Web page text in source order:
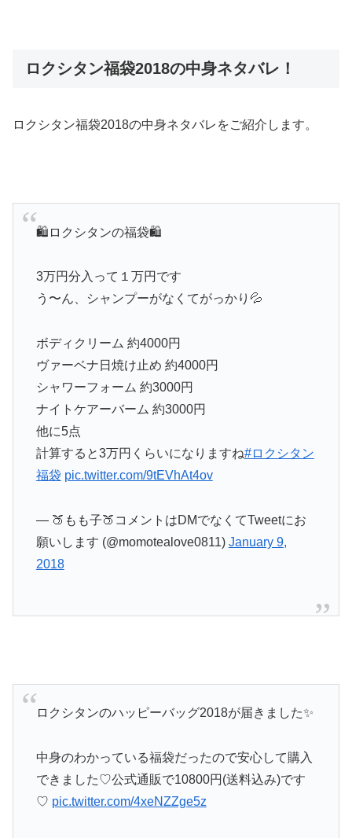
ロクシタン福袋2018の中身ネタバレ！
ロクシタン福袋2018の中身ネタバレをご紹介します。
🛍ロクシタンの福袋🛍
3万円分入って１万円です
う〜ん、シャンプーがなくてがっかり💦
ボディクリーム 約4000円
ヴァーベナ日焼け止め 約4000円
シャワーフォーム 約3000円
ナイトケアーバーム 約3000円
他に5点
計算すると3万円くらいになりますね#ロクシタン
福袋 pic.twitter.com/9tEVhAt4ov
— 🍑もも子🍑コメントはDMでなくてTweetにお
願いします (@momotealove0811) January 9,
2018
ロクシタンのハッピーバッグ2018が届きました✨
中身のわかっている福袋だったので安心して購入
できました♡公式通販で10800円(送料込み)です
♡ pic.twitter.com/4xeNZZge5z